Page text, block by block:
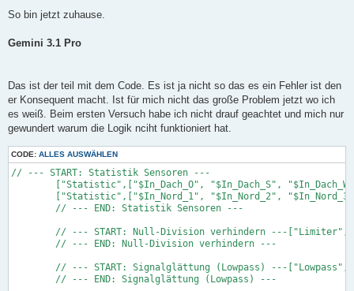
i
a
So bin jetzt zuhause.
Gemini 3.1 Pro
Das ist der teil mit dem Code. Es ist ja nicht so das es ein Fehler ist den
er Konsequent macht. Ist für mich nicht das große Problem jetzt wo ich
es weiß. Beim ersten Versuch habe ich nicht drauf geachtet und mich nur
gewundert warum die Logik nciht funktioniert hat.
CODE: ALLES AUSWÄHLEN
// --- START: Statistik Sensoren ---
["Statistic",["$In_Dach_O", "$In_Dach_S",
["Statistic",["$In_Nord_1", "$In_Nord_2",
        // --- END: Statistik Sensoren ---
// --- START: Null-Division verhindern ---
        // --- END: Null-Division verhindern ---
// --- START: Signalglättung (Lowpass) ---
        // --- END: Signalglättung (Lowpass) ---